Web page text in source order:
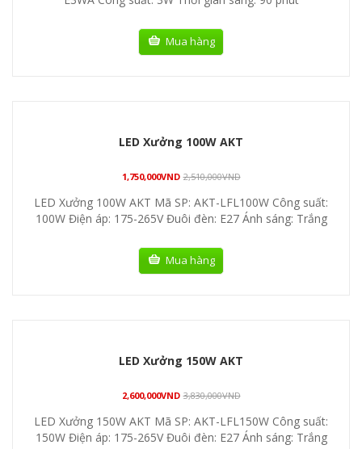
Mua hàng
LED Xưởng 100W AKT
1,750,000VND 2,510,000VND
LED Xưởng 100W AKT Mã SP: AKT-LFL100W Công suất:
100W Điện áp: 175-265V Đuôi đèn: E27 Ánh sáng: Trắng
Mua hàng
LED Xưởng 150W AKT
2,600,000VND 3,830,000VND
LED Xưởng 150W AKT Mã SP: AKT-LFL150W Công suất:
150W Điện áp: 175-265V Đuôi đèn: E27 Ánh sáng: Trắng